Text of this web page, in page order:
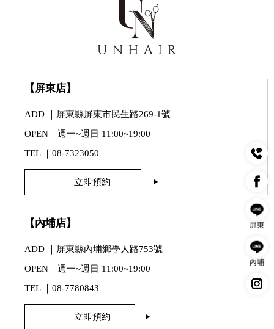
【屏東店】
ADD ｜屏東縣屏東市民生路269-1號
OPEN｜週一~週日 11:00~19:00
TEL ｜ 08-7323050
立即預約
【內埔店】
ADD ｜屏東縣內埔鄉學人路753號
OPEN｜週一~週日 11:00~19:00
TEL ｜ 08-7780843
立即預約